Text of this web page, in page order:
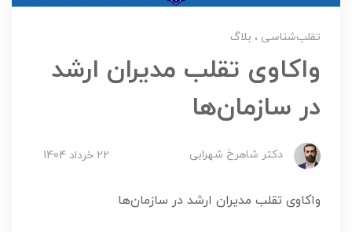
تقلب‌شناسی بلاگ
واکاوی تقلب مدیران ارشد
در سازمان‌ها
دکتر شاهرخ شهرابی 22 خرداد 1404
واکاوی تقلب مدیران ارشد در سازمان‌ها